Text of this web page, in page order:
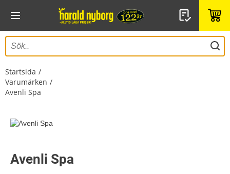
Startsida
Varumärken
Avenli Spa
Avenli Spa